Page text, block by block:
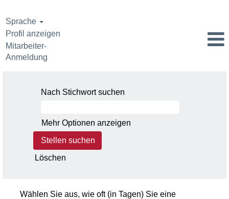
Sprache
Profil anzeigen
Mitarbeiter-
Anmeldung
Nach Stichwort suchen
Mehr Optionen anzeigen
Löschen
Wählen Sie aus, wie oft (in Tagen) Sie eine